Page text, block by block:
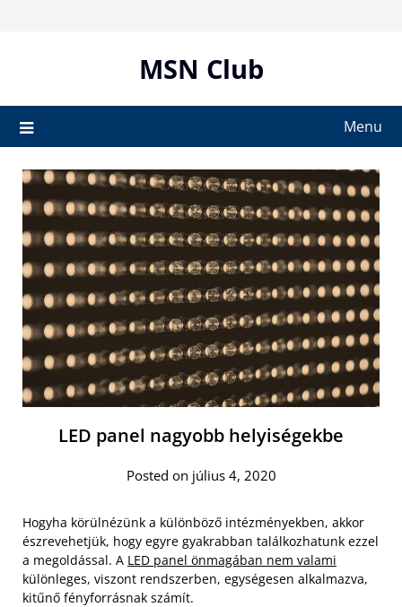
MSN Club
Menu
LED panel nagyobb helyiségekbe
Posted on július 4, 2020
Hogyha körülnézünk a különböző intézményekben, akkor
észrevehetjük, hogy egyre gyakrabban találkozhatunk ezzel
a megoldással. A LED panel önmagában nem valami
különleges, viszont rendszerben, egységesen alkalmazva,
kitűnő fényforrásnak számít.